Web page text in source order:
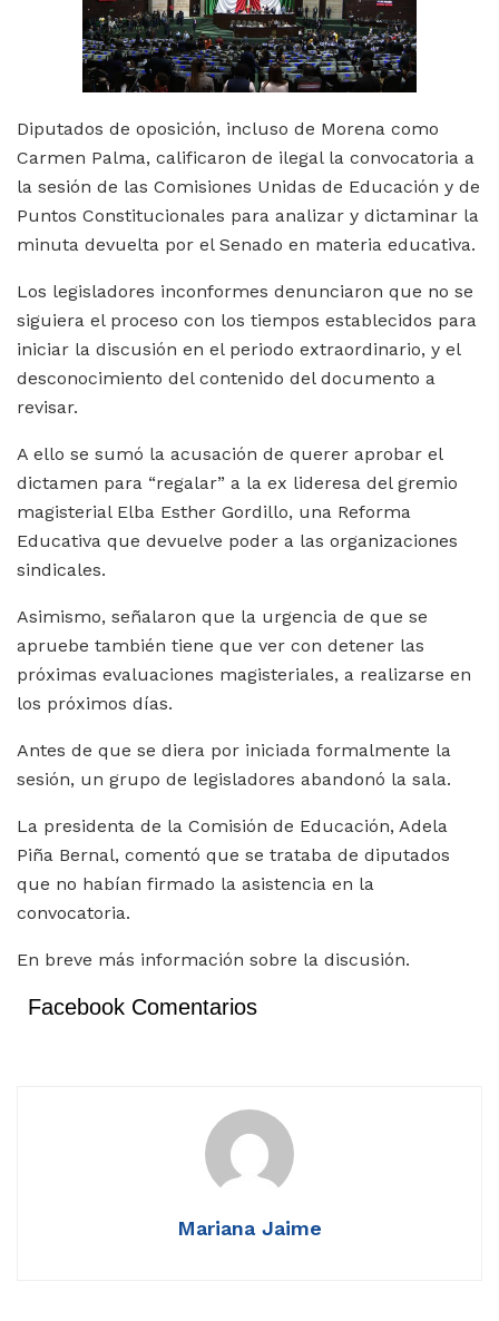
Diputados de oposición, incluso de Morena como
Carmen Palma, calificaron de ilegal la convocatoria a
la sesión de las Comisiones Unidas de Educación y de
Puntos Constitucionales para analizar y dictaminar la
minuta devuelta por el Senado en materia educativa.
Los legisladores inconformes denunciaron que no se
siguiera el proceso con los tiempos establecidos para
iniciar la discusión en el periodo extraordinario, y el
desconocimiento del contenido del documento a
revisar.
A ello se sumó la acusación de querer aprobar el
dictamen para “regalar” a la ex lideresa del gremio
magisterial Elba Esther Gordillo, una Reforma
Educativa que devuelve poder a las organizaciones
sindicales.
Asimismo, señalaron que la urgencia de que se
apruebe también tiene que ver con detener las
próximas evaluaciones magisteriales, a realizarse en
los próximos días.
Antes de que se diera por iniciada formalmente la
sesión, un grupo de legisladores abandonó la sala.
La presidenta de la Comisión de Educación, Adela
Piña Bernal, comentó que se trataba de diputados
que no habían firmado la asistencia en la
convocatoria.
En breve más información sobre la discusión.
Facebook Comentarios
Mariana Jaime